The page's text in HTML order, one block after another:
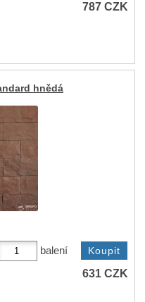
787CZK
hnědá
balení
631CZK